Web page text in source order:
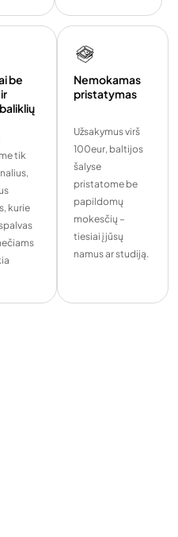
be
tik
kurie
Nemokamas
pristatymas
Užsakymus virš
100eur, baltijos
šalyse
pristatome be
papildomų
mokesčių –
tiesiai į jūsų
namus ar studiją.